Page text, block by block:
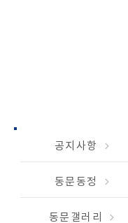
공지사항
동문동정
동문갤러리